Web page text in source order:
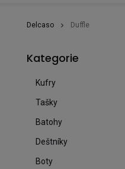
Delcaso Duffle
Kategorie
Kufry
Tašky
Batohy
Deštníky
Boty